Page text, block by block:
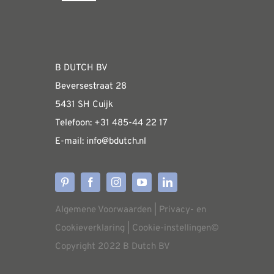
worden
op
de
productpagina
WEBSHOP
Algemene informatie &
Verzendkosten
Levertijden
Aflevering
B DUTCH BV
Beversestraat 28
5431 SH Cuijk
Telefoon: +31 485-44 22 17
E-mail: info@bdutch.nl
Algemene Voorwaarden
Privacy- en
Cookieverklaring
Cookie-instellingen©
Copyright 2022 B Dutch BV